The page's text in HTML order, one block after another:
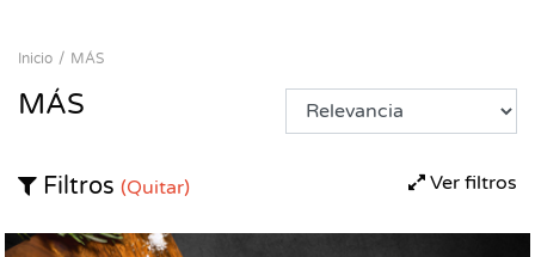
Inicio MÁS
MÁS
Ver filtros
Filtros (Quitar)